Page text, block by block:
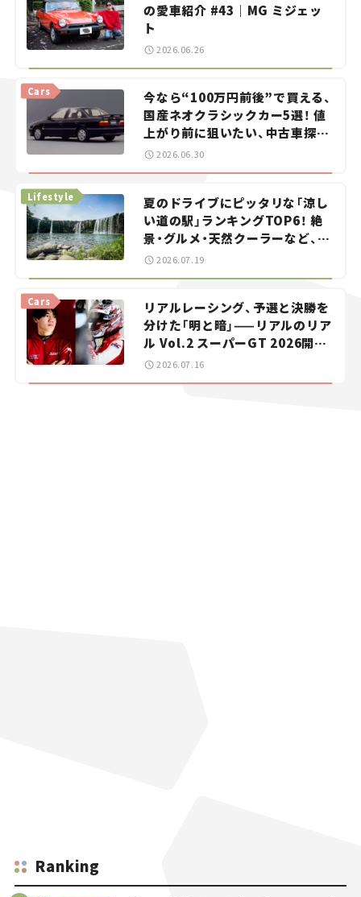
の愛車紹介 #43｜MG ミジェッ
ト
2026.06.26
今なら“100万円前後”で買える、
国産ネオクラシックカー5選！ 値
上がり前に狙いたい、中古車探し
をお手伝い――ちょっとイケてるマ
イカー選び #02
Cars
2026.06.30
夏のドライブにピッタリな「涼し
い道の駅」ランキングTOP6！ 絶
景・グルメ・天然クーラーなど、避
暑におすすめのスポットを紹介
Lifestyle
2026.07.19
リアルレーシング、予選と決勝を
分けた「明と暗」——リアルのリア
ル Vol.2 スーパーGT 2026開幕
戦 岡山国際サーキット
Cars
2026.07.16
Ranking